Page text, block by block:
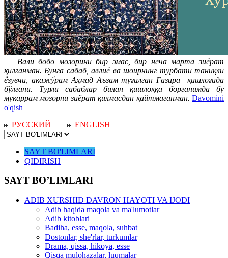
Вали бобо мозорини бир эмас, бир неча марта зиёрат
қилганман. Бунга сабаб, авлиё ва шоирнинг турбати таниқли
ёзувчи, акажўрам Аҳмад Аъзам туғилган Ғазира қишлоғида
бўлгани. Турли сабаблар билан қишлоққа борганимда бу
мукаррам мозорни зиёрат қилмасдан қайтмаганман. Davomini
o'qish
РУССКИЙ
ENGLISH
SAYT BO'LIMLARI
QIDIRISH
SAYT BO’LIMLARI
ADIB XURSHID DAVRON HAYOTI VA IJODI
Adib haqida maqola va ma'lumotlar
Adib kitoblari
Badiha, esse, maqola, suhbat
Dostonlar, she'rlar, turkumlar
Drama, qissa, hikoya, esse
Qisqa mulohazalar, luqmalar